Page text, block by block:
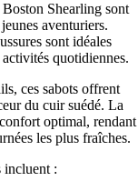
Shearling sont
aventuriers.
sont idéales
quotidiennes.
ces sabots offrent
du cuir suédé. La
optimal, rendant
les plus fraîches.
incluent :